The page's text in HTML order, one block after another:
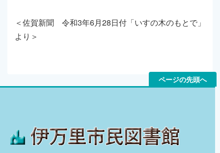
＜佐賀新聞 令和3年6月28日付「いすの木のもとで」
より＞
ページの先頭へ